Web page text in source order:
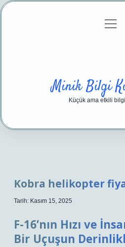
Gizlilik
Minik Bilgi
Küçük ama etkili
Kobra helikopter
Tarih: Kasım 15, 2025
F-16’nın Hızı ve
Bir Uçuşun